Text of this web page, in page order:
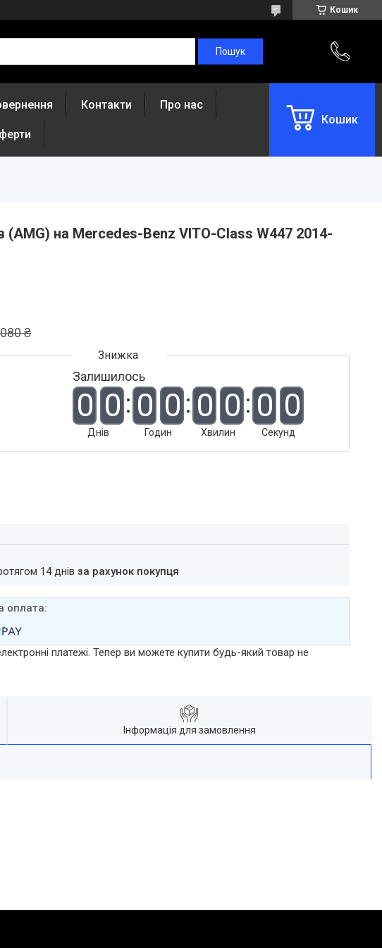
Кошик
Контакти Про нас
Кошик
(AMG) на Mercedes-Benz VITO-Class W447 2014-
₴
Залишилось
0 0
Днів
0 0
Годин
0 0
Хвилин
0 0
Секунд
14 днівза рахунок покупця
платежі. Тепер ви можете купити будь-який товар не
Інформація для замовлення